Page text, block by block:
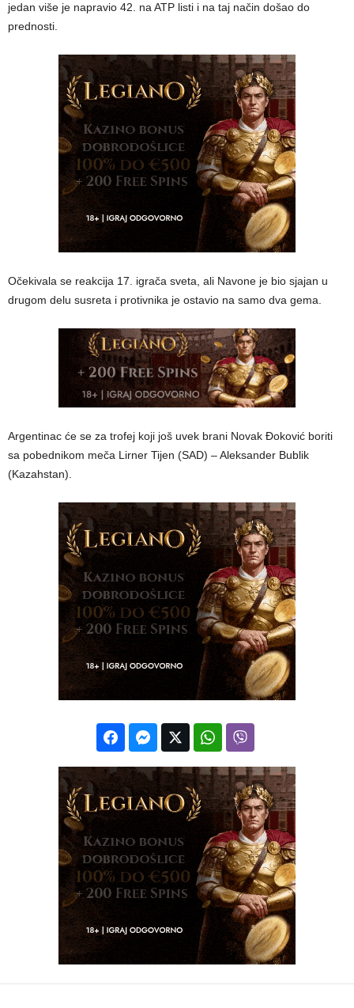
jedan više je napravio 42. na ATP listi i na taj način došao do
prednosti.
Očekivala se reakcija 17. igrača sveta, ali Navone je bio sjajan u
drugom delu susreta i protivnika je ostavio na samo dva gema.
Argentinac će se za trofej koji još uvek brani Novak Đoković boriti
sa pobednikom meča Lirner Tijen (SAD) – Aleksander Bublik
(Kazahstan).